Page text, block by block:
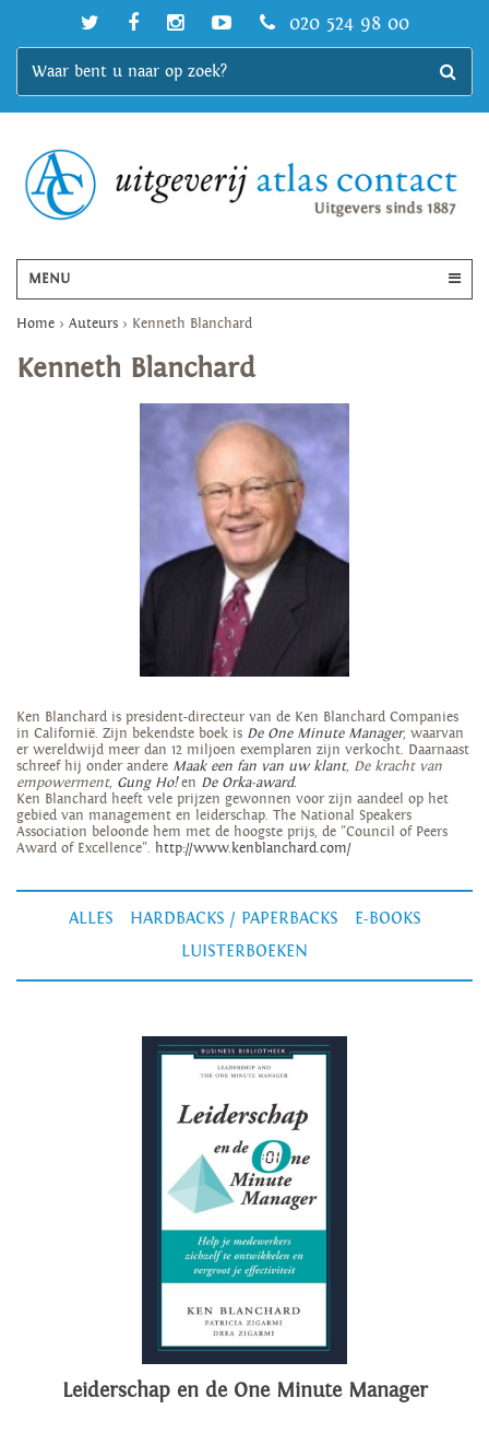
020 524 98 00
MENU
Home > Auteurs > Kenneth Blanchard
Kenneth Blanchard
Ken Blanchard is president-directeur van de Ken Blanchard Companies
in Californië. Zijn bekendste boek is De One Minute Manager, waarvan
er wereldwijd meer dan 12 miljoen exemplaren zijn verkocht. Daarnaast
schreef hij onder andere Maak een fan van uw klant, De kracht van
empowerment, Gung Ho! en De Orka-award.
Ken Blanchard heeft vele prijzen gewonnen voor zijn aandeel op het
gebied van management en leiderschap. The National Speakers
Association beloonde hem met de hoogste prijs, de "Council of Peers
Award of Excellence". http://www.kenblanchard.com/
ALLES HARDBACKS / PAPERBACKS
E-BOOKS
LUISTERBOEKEN
Leiderschap en de One Minute Manager